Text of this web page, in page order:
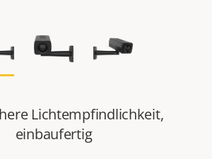
Lichtempfindlichkeit,
einbaufertig